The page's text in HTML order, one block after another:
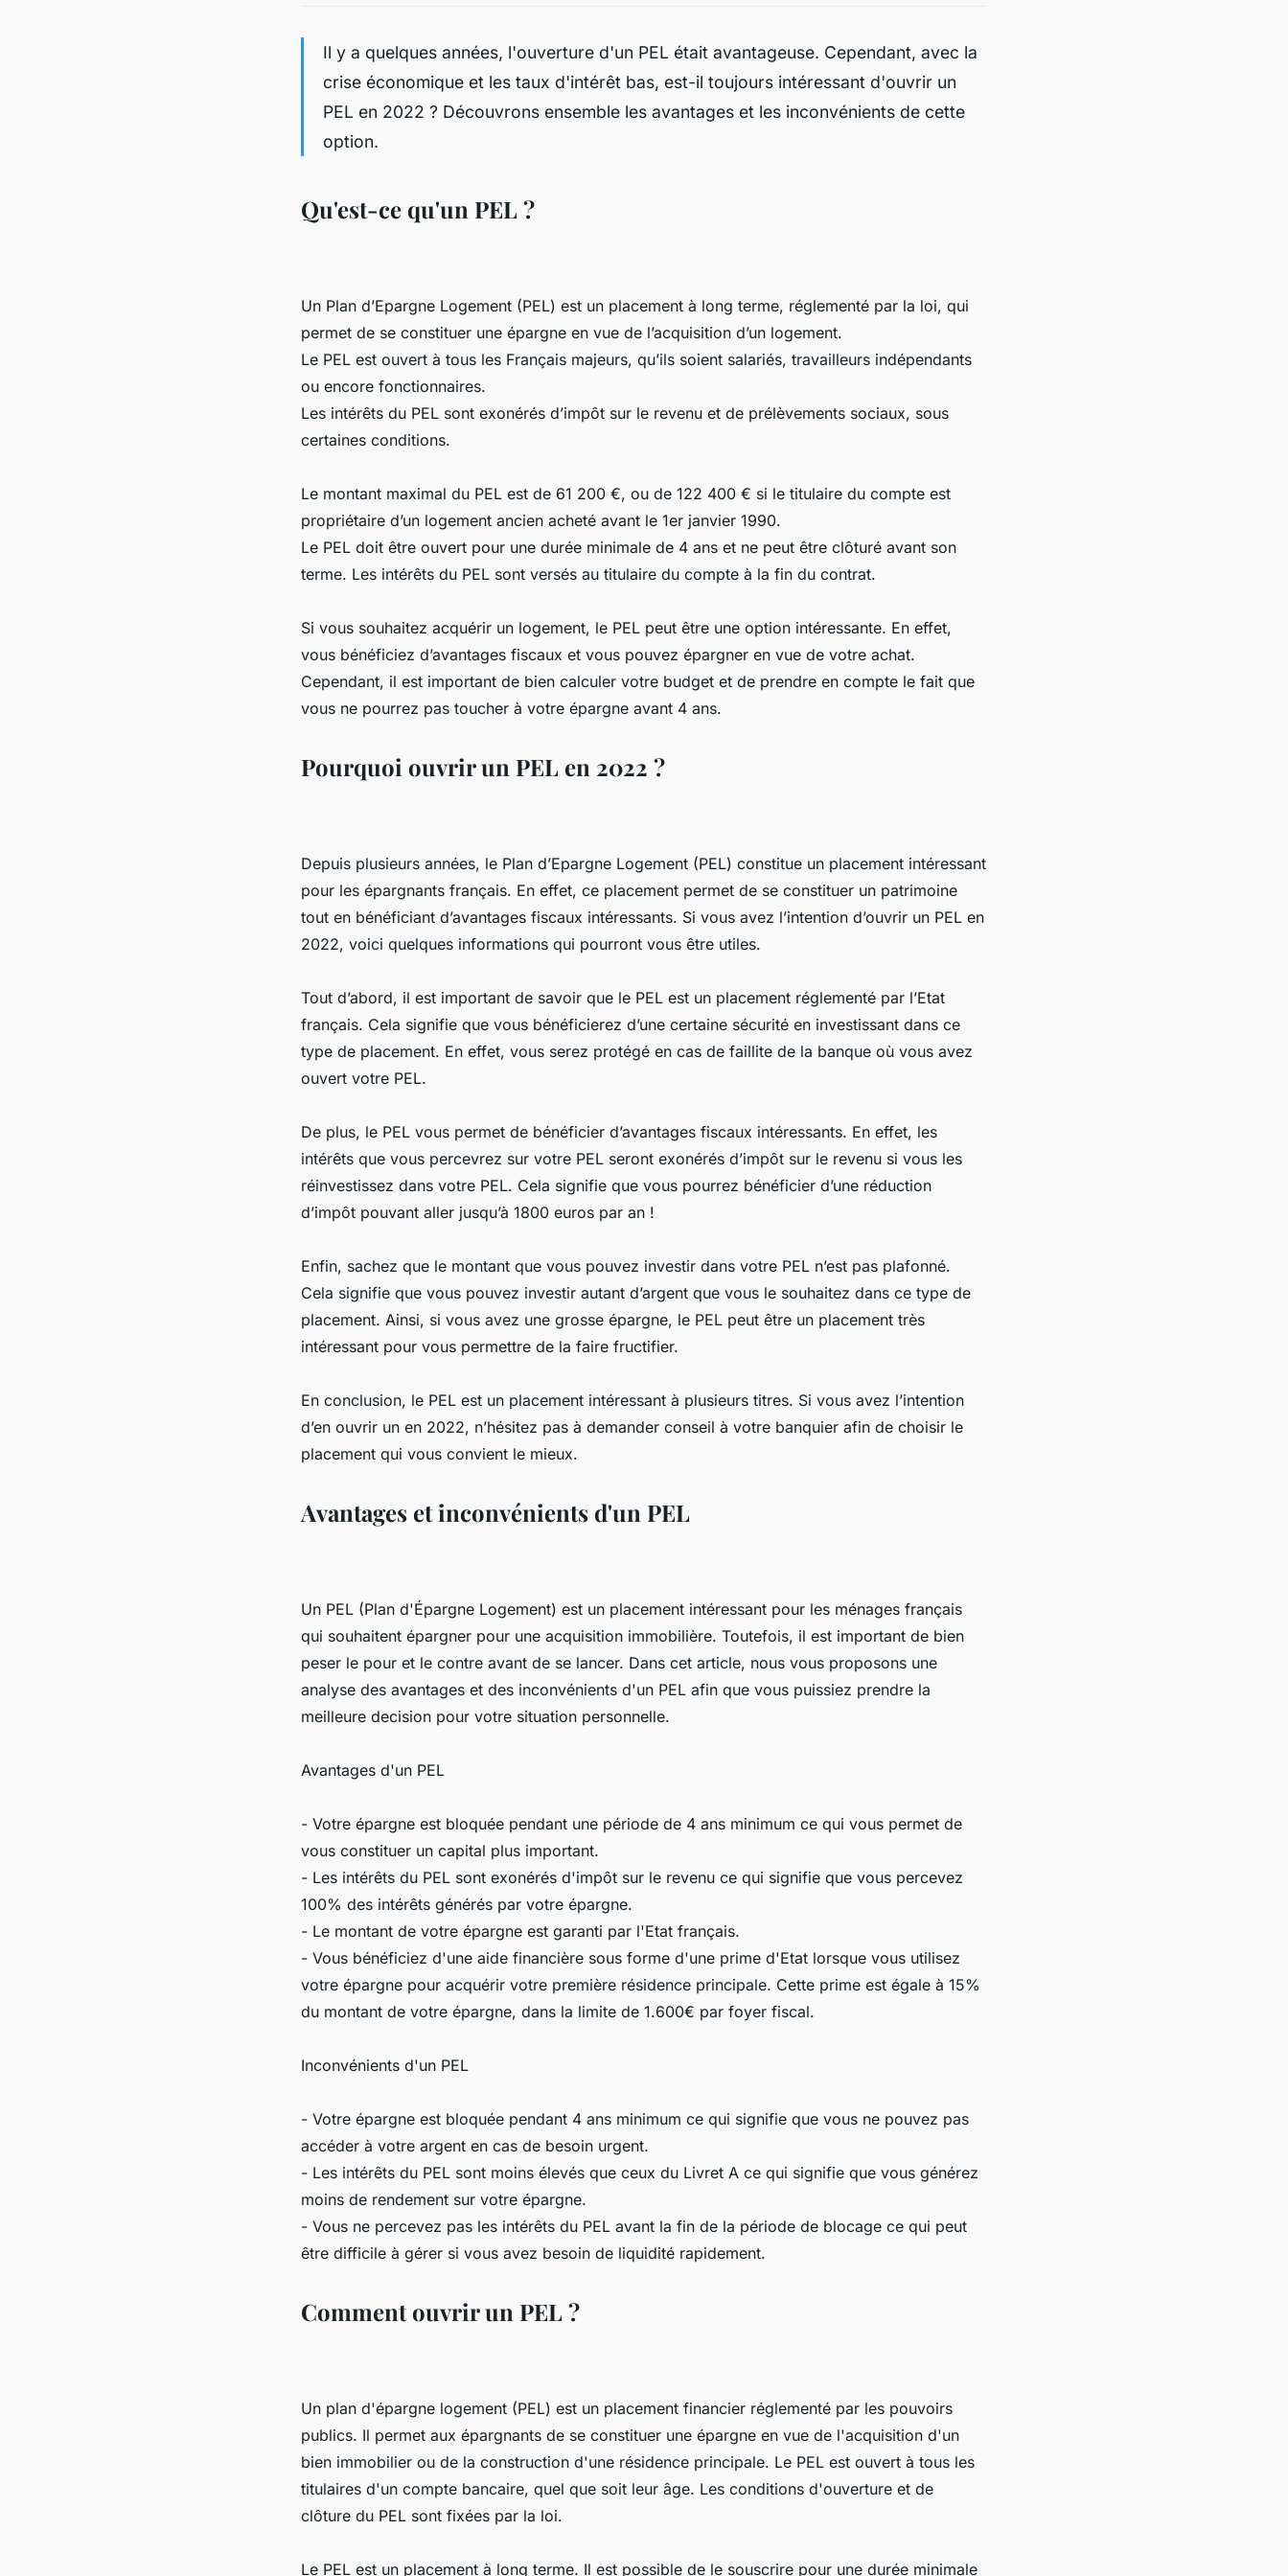
Il y a quelques années, l'ouverture d'un PEL était avantageuse. Cependant, avec la
crise économique et les taux d'intérêt bas, est-il toujours intéressant d'ouvrir un
PEL en 2022 ? Découvrons ensemble les avantages et les inconvénients de cette
option.
Qu'est-ce qu'un PEL ?
Un Plan d’Epargne Logement (PEL) est un placement à long terme, réglementé par la loi, qui
permet de se constituer une épargne en vue de l’acquisition d’un logement.
Le PEL est ouvert à tous les Français majeurs, qu’ils soient salariés, travailleurs indépendants
ou encore fonctionnaires.
Les intérêts du PEL sont exonérés d’impôt sur le revenu et de prélèvements sociaux, sous
certaines conditions.
Le montant maximal du PEL est de 61 200 €, ou de 122 400 € si le titulaire du compte est
propriétaire d’un logement ancien acheté avant le 1er janvier 1990.
Le PEL doit être ouvert pour une durée minimale de 4 ans et ne peut être clôturé avant son
terme. Les intérêts du PEL sont versés au titulaire du compte à la fin du contrat.
Si vous souhaitez acquérir un logement, le PEL peut être une option intéressante. En effet,
vous bénéficiez d’avantages fiscaux et vous pouvez épargner en vue de votre achat.
Cependant, il est important de bien calculer votre budget et de prendre en compte le fait que
vous ne pourrez pas toucher à votre épargne avant 4 ans.
Pourquoi ouvrir un PEL en 2022 ?
Depuis plusieurs années, le Plan d’Epargne Logement (PEL) constitue un placement intéressant
pour les épargnants français. En effet, ce placement permet de se constituer un patrimoine
tout en bénéficiant d’avantages fiscaux intéressants. Si vous avez l’intention d’ouvrir un PEL en
2022, voici quelques informations qui pourront vous être utiles.
Tout d’abord, il est important de savoir que le PEL est un placement réglementé par l’Etat
français. Cela signifie que vous bénéficierez d’une certaine sécurité en investissant dans ce
type de placement. En effet, vous serez protégé en cas de faillite de la banque où vous avez
ouvert votre PEL.
De plus, le PEL vous permet de bénéficier d’avantages fiscaux intéressants. En effet, les
intérêts que vous percevrez sur votre PEL seront exonérés d’impôt sur le revenu si vous les
réinvestissez dans votre PEL. Cela signifie que vous pourrez bénéficier d’une réduction
d’impôt pouvant aller jusqu’à 1800 euros par an !
Enfin, sachez que le montant que vous pouvez investir dans votre PEL n’est pas plafonné.
Cela signifie que vous pouvez investir autant d’argent que vous le souhaitez dans ce type de
placement. Ainsi, si vous avez une grosse épargne, le PEL peut être un placement très
intéressant pour vous permettre de la faire fructifier.
En conclusion, le PEL est un placement intéressant à plusieurs titres. Si vous avez l’intention
d’en ouvrir un en 2022, n’hésitez pas à demander conseil à votre banquier afin de choisir le
placement qui vous convient le mieux.
Avantages et inconvénients d'un PEL
Un PEL (Plan d'Épargne Logement) est un placement intéressant pour les ménages français
qui souhaitent épargner pour une acquisition immobilière. Toutefois, il est important de bien
peser le pour et le contre avant de se lancer. Dans cet article, nous vous proposons une
analyse des avantages et des inconvénients d'un PEL afin que vous puissiez prendre la
meilleure decision pour votre situation personnelle.
Avantages d'un PEL
- Votre épargne est bloquée pendant une période de 4 ans minimum ce qui vous permet de
vous constituer un capital plus important.
- Les intérêts du PEL sont exonérés d'impôt sur le revenu ce qui signifie que vous percevez
100% des intérêts générés par votre épargne.
- Le montant de votre épargne est garanti par l'Etat français.
- Vous bénéficiez d'une aide financière sous forme d'une prime d'Etat lorsque vous utilisez
votre épargne pour acquérir votre première résidence principale. Cette prime est égale à 15%
du montant de votre épargne, dans la limite de 1.600€ par foyer fiscal.
Inconvénients d'un PEL
- Votre épargne est bloquée pendant 4 ans minimum ce qui signifie que vous ne pouvez pas
accéder à votre argent en cas de besoin urgent.
- Les intérêts du PEL sont moins élevés que ceux du Livret A ce qui signifie que vous générez
moins de rendement sur votre épargne.
- Vous ne percevez pas les intérêts du PEL avant la fin de la période de blocage ce qui peut
être difficile à gérer si vous avez besoin de liquidité rapidement.
Comment ouvrir un PEL ?
Un plan d'épargne logement (PEL) est un placement financier réglementé par les pouvoirs
publics. Il permet aux épargnants de se constituer une épargne en vue de l'acquisition d'un
bien immobilier ou de la construction d'une résidence principale. Le PEL est ouvert à tous les
titulaires d'un compte bancaire, quel que soit leur âge. Les conditions d'ouverture et de
clôture du PEL sont fixées par la loi.
Le PEL est un placement à long terme. Il est possible de le souscrire pour une durée minimale